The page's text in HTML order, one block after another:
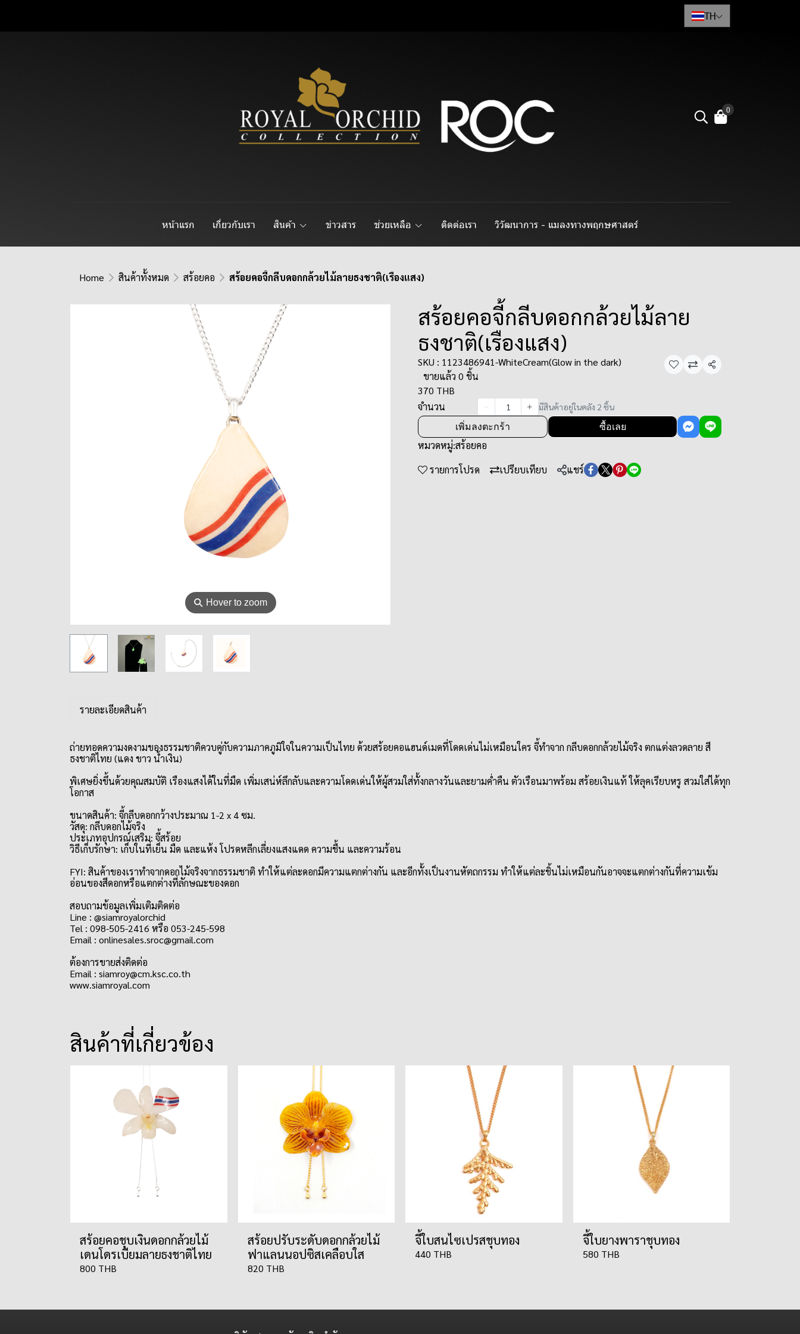
TH
0
หน้าแรก เกี่ยวกับเรา สินค้า ข่าวสาร ช่วยเหลือ ติดต่อเรา วิวัฒนาการ - แมลงทางพฤกษศาสตร์
Home สินค้าทั้งหมด สร้อยคอ สร้อยคอจี้กลีบดอกกล้วยไม้ลายธงชาติ(เรืองแสง)
⚲ Hover to zoom
สร้อยคอจี้กลีบดอกกล้วยไม้ลาย
ธงชาติ(เรืองแสง)
SKU : 1123486941-WhiteCream(Glow in the dark)
ขายแล้ว 0 ชิ้น
แชร์
370 THB
จำนวน
มีสินค้าอยู่ในคลัง 2 ชิ้น
เพิ่มลงตะกร้า ซื้อเลย
หมวดหมู่:สร้อยคอ
รายการโปรด
เปรียบเทียบ แชร์
รายละเอียดสินค้า
ถ่ายทอดความงดงามของธรรมชาติควบคู่กับความภาคภูมิใจในความเป็นไทย ด้วยสร้อยคอแฮนด์เมดที่โดดเด่นไม่เหมือนใคร จี้ทำจาก กลีบดอกกล้วยไม้จริง ตกแต่งลวดลาย สี
ธงชาติไทย (แดง ขาว น้ำเงิน)
พิเศษยิ่งขึ้นด้วยคุณสมบัติ เรืองแสงได้ในที่มืด เพิ่มเสน่ห์ลึกลับและความโดดเด่นให้ผู้สวมใส่ทั้งกลางวันและยามค่ำคืน ตัวเรือนมาพร้อม สร้อยเงินแท้ ให้ลุคเรียบหรู สวมใส่ได้ทุก
โอกาส
ขนาดสินค้า: จี้กลีบดอกกว้างประมาณ 1-2 x 4 ซม.
วัสดุ: กลีบดอกไม้จริง
ประเภทอุปกรณ์เสริม: จี้สร้อย
วิธีเก็บรักษา: เก็บในที่เย็น มืด และแห้ง โปรดหลีกเลี่ยงแสงแดด ความชื้น และความร้อน
FYI: สินค้าของเราทำจากดอกไม้จริงจากธรรมชาติ ทำให้แต่ละดอกมีความแตกต่างกัน และอีกทั้งเป็นงานหัตถกรรม ทำให้แต่ละชิ้นไม่เหมือนกันอาจจะแตกต่างกันที่ความเข้ม
อ่อนของสีดอกหรือแตกต่างที่ลักษณะของดอก
สอบถามข้อมูลเพิ่มเติมติดต่อ
Line : @siamroyalorchid
Tel : 098-505-2416 หรือ 053-245-598
Email : onlinesales.sroc@gmail.com
ต้องการขายส่งติดต่อ
Email : siamroy@cm.ksc.co.th
www.siamroyal.com
สินค้าที่เกี่ยวข้อง
สร้อยคอชุบเงินดอกกล้วยไม้
เดนโดรเบียมลายธงชาติไทย
800 THB
สร้อยปรับระดับดอกกล้วยไม้
ฟาแลนนอปซิสเคลือบใส
820 THB
จี้ใบสนไซเปรสชุบทอง
440 THB
จี้ใบยางพาราชุบทอง
580 THB